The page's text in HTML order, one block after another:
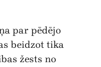
par pēdējo
beidzot tika
žests no